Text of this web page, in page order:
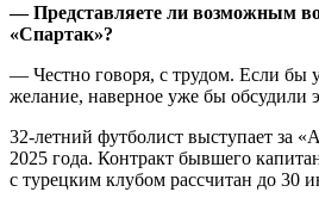
— Представляете ли возможным
«Спартак»?
— Честно говоря, с трудом. Если бы
желание, наверное уже бы обсудили
32-летний футболист выступает за
2025 года. Контракт бывшего
с турецким клубом рассчитан до 30